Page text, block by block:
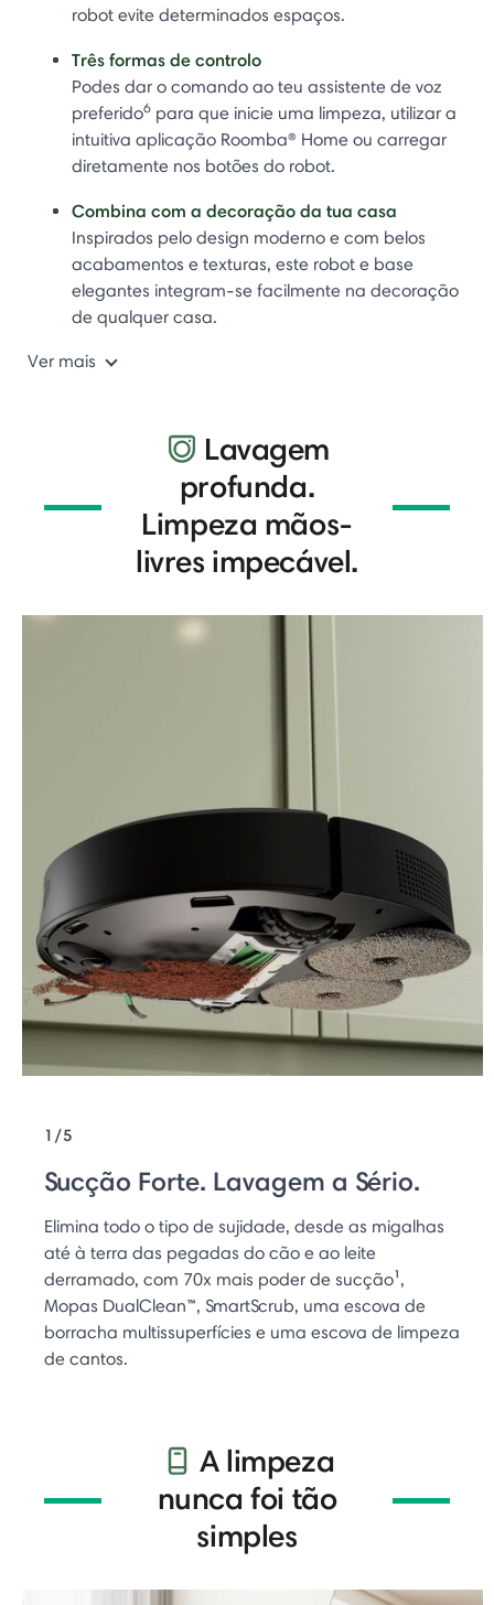
robot evite determinados espaços.
Três formas de controlo
Podes dar o comando ao teu assistente de voz
preferido6 para que inicie uma limpeza, utilizar a
intuitiva aplicação Roomba® Home ou carregar
diretamente nos botões do robot.
Combina com a decoração da tua casa
Inspirados pelo design moderno e com belos
acabamentos e texturas, este robot e base
elegantes integram-se facilmente na decoração
de qualquer casa.
Ver mais
Lavagem
profunda.
Limpeza mãos-
livres impecável.
1/5
Sucção Forte. Lavagem a Sério.
Elimina todo o tipo de sujidade, desde as migalhas
até à terra das pegadas do cão e ao leite
derramado, com 70x mais poder de sucção¹,
Mopas DualClean™, SmartScrub, uma escova de
borracha multissuperfícies e uma escova de limpeza
de cantos.
A limpeza
nunca foi tão
simples